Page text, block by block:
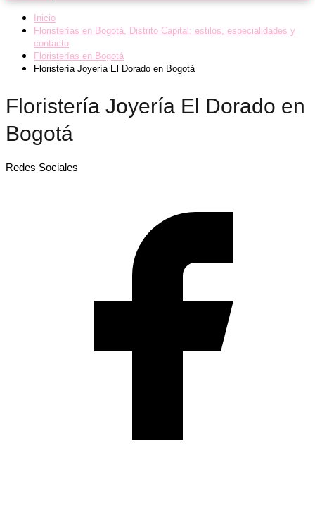
Inicio
Floristerías en Bogotá, Distrito Capital: estilos, especialidades y
contacto
Floristerías en Bogotá
Floristería Joyería El Dorado en Bogotá
Floristería Joyería El Dorado en
Bogotá
Redes Sociales